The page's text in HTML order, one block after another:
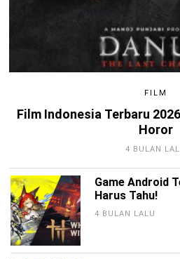
FILM
Film Indonesia Terbaru
Horor
4 BULAN
Game Android
Harus Tahu!
4 BULAN LALU